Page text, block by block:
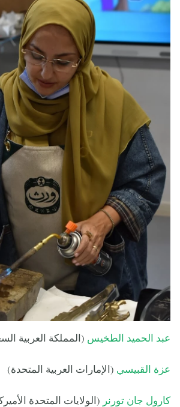
عبد الحميد الطخيس (المملكة العربية
عزة القبيسي (الإمارات العربية المتحدة)
كارول جان تورنر (الولايات المتحدة